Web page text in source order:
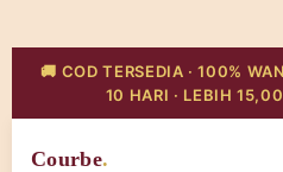
🚚 COD TERSEDIA · 100%
10 HARI · LEBIH
Courbe.